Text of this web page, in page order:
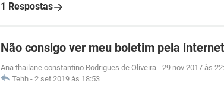
1 Respostas
Não consigo ver meu boletim pela internet
Ana thailane constantino Rodrigues de Oliveira - 29 nov 2017 às
Tehh - 2 set 2019 às 18:53